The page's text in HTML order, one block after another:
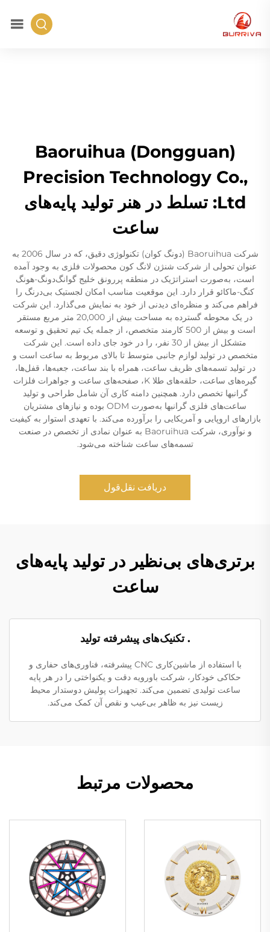
Baoruihua (Dongguan)
Precision Technology Co.,
Ltd: تسلط در هنر تولید پایه‌های
ساعت
شرکت Baoruihua (دونگ کوان) تکنولوژی دقیق، که در سال 2006 به
عنوان تحولی از شرکت شنژن لانگ کون محصولات فلزی به وجود آمده
است، به‌صورت استراتژیک در منطقه پررونق خلیج گوانگ‌دونگ-هونگ
کنگ-ماکائو قرار دارد. این موقعیت مناسب امکان لجستیک بی‌درنگ را
فراهم می‌کند و منظره‌ای دیدنی از خود به نمایش می‌گذارد. این شرکت
در یک محوطه گسترده به مساحت بیش از 20,000 متر مربع مستقر
است و بیش از 500 کارمند متخصص، از جمله یک تیم تحقیق و توسعه
متشکل از بیش از 30 نفر، را در خود جای داده است. این شرکت
متخصص در تولید لوازم جانبی متوسط تا بالای مربوط به ساعت است و
در تولید تسمه‌های ظریف ساعت، همراه با بند ساعت، جعبه‌ها، قفل‌ها،
گیره‌های ساعت، حلقه‌های طلا K، صفحه‌های ساعت و جواهرات فلزات
گرانبها تخصص دارد. همچنین دامنه کاری آن شامل طراحی و تولید
ساعت‌های فلزی گرانبها به‌صورت ODM بوده و نیازهای مشتریان
بازارهای اروپایی و آمریکایی را برآورده می‌کند. با تعهدی استوار به کیفیت
و نوآوری، شرکت Baoruihua به عنوان نمادی از تخصص در صنعت
تسمه‌های ساعت شناخته می‌شود.
دریافت نقل‌قول
برتری‌های بی‌نظیر در تولید پایه‌های
ساعت
. تکنیک‌های پیشرفته تولید
با استفاده از ماشین‌کاری CNC پیشرفته، فناوری‌های حفاری و
حکاکی خودکار، شرکت باورویه دقت و یکنواختی را در هر پایه
ساعت تولیدی تضمین می‌کند. تجهیزات پولیش دوستدار محیط
زیست نیز به ظاهر بی‌عیب و نقص آن کمک می‌کند.
محصولات مرتبط